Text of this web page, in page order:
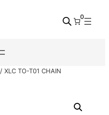
0
/ XLC TO-T01 CHAIN